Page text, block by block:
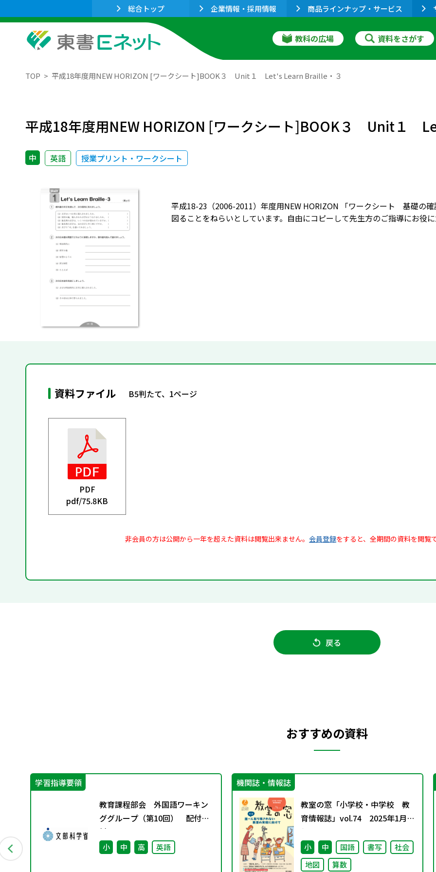
総合トップ 企業情報・採用情報 商品ラインナップ・サービス
教科の広場 資料をさがす
TOP 平成18年度用NEW HORIZON [ワークシート]BOOK３ Unit１ Let's Learn Braille・３
平成18年度用NEW HORIZON [ワークシート]BOOK３ Unit１
中 英語 授業プリント・ワークシート
平成18-23（2006-2011）年度用NEW HORIZON 「ワークシート 基礎の
図ることをねらいとしています。自由にコピーして先生方のご指導にお役に
資料ファイル B5判たて、1ページ
PDF
pdf/75.8KB
非会員の方は公開から一年を超えた資料は閲覧出来ません。 会員登録をすると、全期間の資料を閲覧
戻る
おすすめの資料
学習指導要領
教育課程部会 外国語ワーキン
ググループ（第10回） 配付資
料
小 中 高 英語
機関誌・情報誌
教室の窓「小学校・中学校 教
育情報誌」vol.74 2025年1月発
行
小 中 国語 書写
社会
地図
算数